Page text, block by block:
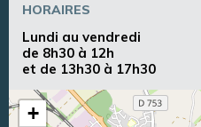
HORAIRES
Lundi au vendredi
de 8h30 à 12h
et de 13h30 à 17h30
+